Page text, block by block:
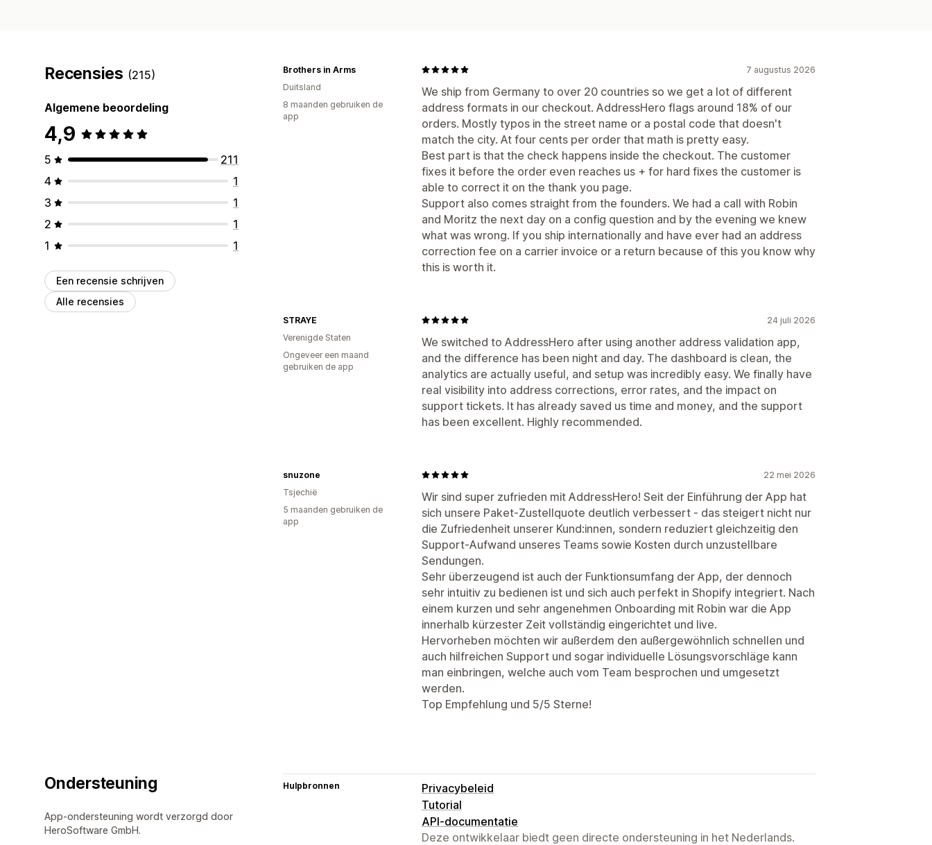
Recensies (215)
Algemene beoordeling
4,9
5
211
4
1
3
1
2
1
1
1
Een recensie schrijven
Alle recensies
7 augustus 2026
We ship from Germany to over 20 countries so we get a lot of different
address formats in our checkout. AddressHero flags around 18% of our
orders. Mostly typos in the street name or a postal code that doesn't
match the city. At four cents per order that math is pretty easy.
Best part is that the check happens inside the checkout. The customer
fixes it before the order even reaches us + for hard fixes the customer is
able to correct it on the thank you page.
Support also comes straight from the founders. We had a call with Robin
and Moritz the next day on a config question and by the evening we knew
what was wrong. If you ship internationally and have ever had an address
correction fee on a carrier invoice or a return because of this you know why
this is worth it.
Brothers in Arms
Duitsland
8 maanden gebruiken de
app
24 juli 2026
We switched to AddressHero after using another address validation app,
and the difference has been night and day. The dashboard is clean, the
analytics are actually useful, and setup was incredibly easy. We finally have
real visibility into address corrections, error rates, and the impact on
support tickets. It has already saved us time and money, and the support
has been excellent. Highly recommended.
STRAYE
Verenigde Staten
Ongeveer een maand
gebruiken de app
22 mei 2026
Wir sind super zufrieden mit AddressHero! Seit der Einführung der App hat
sich unsere Paket-Zustellquote deutlich verbessert - das steigert nicht nur
die Zufriedenheit unserer Kund:innen, sondern reduziert gleichzeitig den
Support-Aufwand unseres Teams sowie Kosten durch unzustellbare
Sendungen.
Sehr überzeugend ist auch der Funktionsumfang der App, der dennoch
sehr intuitiv zu bedienen ist und sich auch perfekt in Shopify integriert. Nach
einem kurzen und sehr angenehmen Onboarding mit Robin war die App
innerhalb kürzester Zeit vollständig eingerichtet und live.
Hervorheben möchten wir außerdem den außergewöhnlich schnellen und
auch hilfreichen Support und sogar individuelle Lösungsvorschläge kann
man einbringen, welche auch vom Team besprochen und umgesetzt
werden.
Top Empfehlung und 5/5 Sterne!
snuzone
Tsjechië
5 maanden gebruiken de
app
Ondersteuning
App-ondersteuning wordt verzorgd door
HeroSoftware GmbH.
Hulpbronnen
Privacybeleid
Tutorial
API-documentatie
Deze ontwikkelaar biedt geen directe ondersteuning in het Nederlands.